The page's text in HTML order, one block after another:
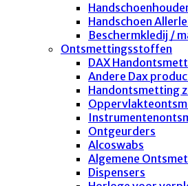
Handschoen
Beschermkledij /
Ontsmettingsstoffen
DAX
Andere Dax
Handontsmetting
Ontgeurders
Alcoswabs
Algemene
Dispensers